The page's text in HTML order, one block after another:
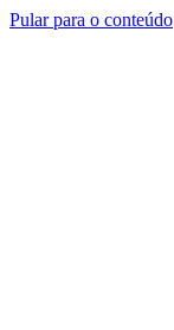
Pular para o conteúdo